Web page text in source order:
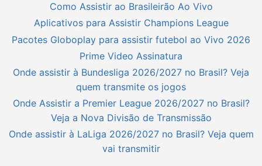
Como Assistir ao Brasileirão Ao Vivo
Aplicativos para Assistir Champions League
Pacotes Globoplay para assistir futebol ao Vivo 2026
Prime Video Assinatura
Onde assistir à Bundesliga 2026/2027 no Brasil? Veja
quem transmite os jogos
Onde Assistir a Premier League 2026/2027 no Brasil?
Veja a Nova Divisão de Transmissão
Onde assistir à LaLiga 2026/2027 no Brasil? Veja quem
vai transmitir